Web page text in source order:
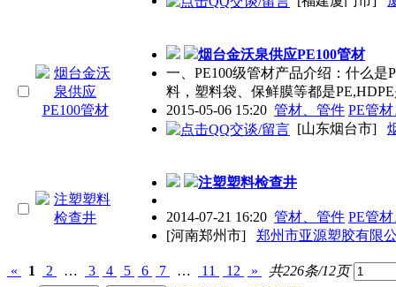
烟台金沃泉供应PE100管材
一、PE100级管材产品介绍：什么是
料，塑料袋、保鲜膜等都是
2015-05-06 15:20 管材、管件 PE管
[山东烟台市]
注塑塑料检查井
2014-07-21 16:20 管材、管件 PE管
[河南郑州市]
郑州市亚源塑胶有限
« 1 2 … 3 4 5 6 7 … 11 12 »
共226条/12页